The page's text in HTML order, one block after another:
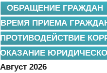
ОБРАЩЕНИЕ ГРАЖДАН
ВРЕМЯ ПРИЕМА
ПРОТИВОДЕЙСТВИЕ
ОКАЗАНИЕ
Август 2026